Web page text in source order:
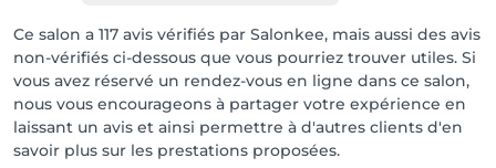
Ce salon a 117 avis vérifiés par Salonkee, mais aussi des avis
non-vérifiés ci-dessous que vous pourriez trouver utiles. Si
vous avez réservé un rendez-vous en ligne dans ce salon,
nous vous encourageons à partager votre expérience en
laissant un avis et ainsi permettre à d'autres clients d'en
savoir plus sur les prestations proposées.